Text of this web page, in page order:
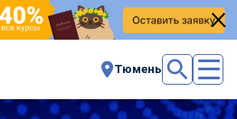
Тюмень